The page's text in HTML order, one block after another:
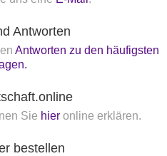
Antworten
Antworten zu den häufigsten
Sie hier online erklären.
bestellen